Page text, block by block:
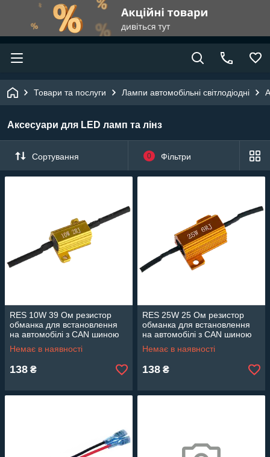
Товари та послуги Лампи автомобільні світлодіодні
Аксесуари для LED ламп та лінз
Сортування 0 Фільтри
RES 10W 39 Ом резистор
обманка для встановлення
на автомобілі з CAN шиною
Немає в наявності
138 ₴
RES 25W 25 Ом резистор
обманка для встановлення
на автомобілі з CAN шиною
Немає в наявності
138 ₴